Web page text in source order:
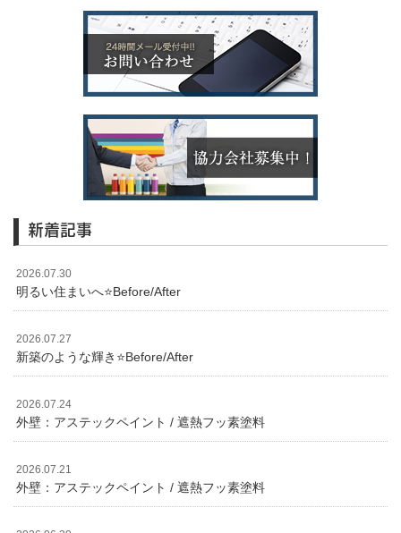
新着記事
2026.07.30
明るい住まいへ⭐️Before/After
2026.07.27
新築のような輝き⭐️Before/After
2026.07.24
外壁：アステックペイント / 遮熱フッ素塗料
2026.07.21
外壁：アステックペイント / 遮熱フッ素塗料